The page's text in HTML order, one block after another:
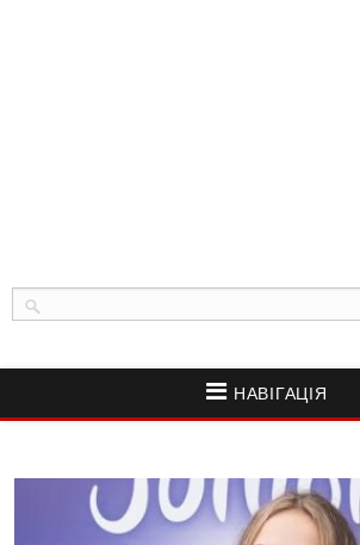
НАВІГАЦІЯ